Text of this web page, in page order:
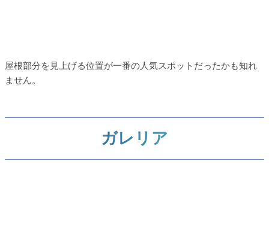
屋根部分を見上げる位置が一番の人気スポットだったかも知れ
ません。
ガレリア